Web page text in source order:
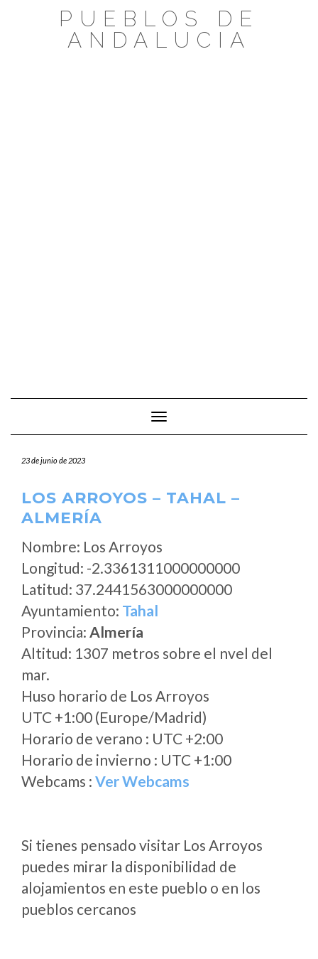
PUEBLOS DE
ANDALUCIA
Cambiar modo de navegación
23 de junio de 2023
LOS ARROYOS – TAHAL –
ALMERÍA
Nombre: Los Arroyos
Longitud: -2.3361311000000000
Latitud: 37.2441563000000000
Ayuntamiento: Tahal
Provincia: Almería
Altitud: 1307 metros sobre el nvel del
mar.
Huso horario de Los Arroyos
UTC +1:00 (Europe/Madrid)
Horario de verano : UTC +2:00
Horario de invierno : UTC +1:00
Webcams : Ver Webcams
Si tienes pensado visitar Los Arroyos
puedes mirar la disponibilidad de
alojamientos en este pueblo o en los
pueblos cercanos